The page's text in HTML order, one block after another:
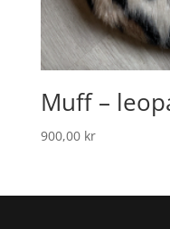
Muff –
900,00 kr